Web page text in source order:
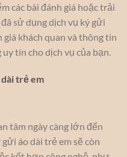
các bài đánh giá hoặc trải
sử dụng dịch vụ ký gửi
khách quan và thông tin
tín cho dịch vụ của bạn.
trẻ em
tâm ngày càng lớn đến
áo dài trẻ em sẽ còn